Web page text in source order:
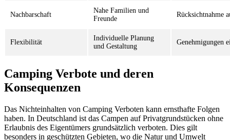
Nachbarschaft
Nahe Familien und
Freunde
Rücksichtnahme
Flexibilität
Individuelle Planung
und Gestaltung
Genehmigungen
Camping Verbote und deren
Konsequenzen
Das Nichteinhalten von Camping Verboten kann ernsthafte Folgen
haben. In Deutschland ist das Campen auf Privatgrundstücken ohne
Erlaubnis des Eigentümers grundsätzlich verboten. Dies gilt
besonders in geschützten Gebieten, wo die Natur und Umwelt